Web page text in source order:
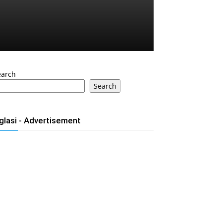
Search
- Advertisement